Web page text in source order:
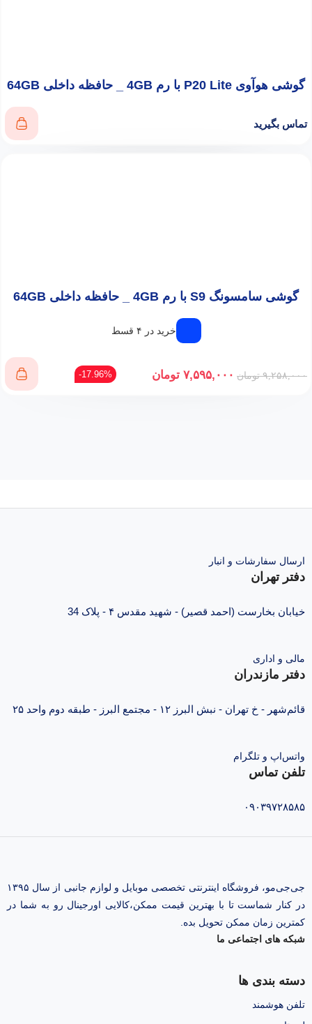
گوشی هوآوی P20 Lite با رم 4GB _ حافظه داخلی 64GB
تماس بگیرید
گوشی سامسونگ S9 با رم 4GB _ حافظه داخلی 64GB
خرید در ۴ قسط
۹,۲۵۸,۰۰۰ تومان ۷,۵۹۵,۰۰۰ تومان 17.96%-
ارسال سفارشات و انبار
دفتر تهران
خیابان بخارست (احمد قصیر) - شهید مقدس ۴ - پلاک 34
مالی و اداری
دفتر مازندران
قائم‌شهر - خ تهران - نبش البرز ۱۲ - مجتمع البرز - طبقه دوم واحد ۲۵
واتس‌اپ و تلگرام
تلفن تماس
۰۹۰۳۹۷۲۸۵۸۵
جی‌جی‌مو، فروشگاه اینترنتی تخصصی موبایل و لوازم جانبی از سال ۱۳۹۵
در کنار شماست تا با بهترین قیمت ممکن،‌کالایی اورجینال رو به شما در
کمترین زمان ممکن تحویل بده.
شبکه های اجتماعی ما
دسته بندی ها
تلفن هوشمند